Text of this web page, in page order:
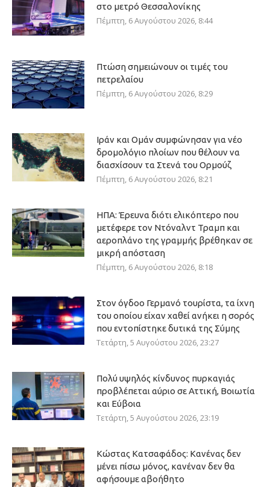
στο μετρό Θεσσαλονίκης
Πέμπτη, 6 Αυγούστου 2026, 8:44
Πτώση σημειώνουν οι τιμές του
πετρελαίου
Πέμπτη, 6 Αυγούστου 2026, 8:29
Ιράν και Ομάν συμφώνησαν για νέο
δρομολόγιο πλοίων που θέλουν να
διασχίσουν τα Στενά του Ορμούζ
Πέμπτη, 6 Αυγούστου 2026, 8:21
ΗΠΑ: Έρευνα διότι ελικόπτερο που
μετέφερε τον Ντόναλντ Τραμπ και
αεροπλάνο της γραμμής βρέθηκαν σε
μικρή απόσταση
Πέμπτη, 6 Αυγούστου 2026, 8:18
Στον όγδοο Γερμανό τουρίστα, τα ίχνη
του οποίου είχαν χαθεί ανήκει η σορός
που εντοπίστηκε δυτικά της Σύμης
Τετάρτη, 5 Αυγούστου 2026, 23:27
Πολύ υψηλός κίνδυνος πυρκαγιάς
προβλέπεται αύριο σε Αττική, Βοιωτία
και Εύβοια
Τετάρτη, 5 Αυγούστου 2026, 23:19
Κώστας Κατσαφάδος: Κανένας δεν
μένει πίσω μόνος, κανέναν δεν θα
αφήσουμε αβοήθητο